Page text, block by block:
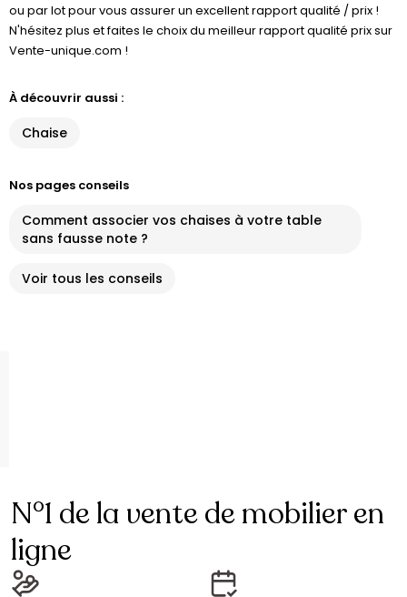
ou par lot pour vous assurer un excellent rapport qualité / prix !
N'hésitez plus et faites le choix du meilleur rapport qualité prix sur
Vente-unique.com !
À découvrir aussi :
Chaise
Nos pages conseils
Comment associer vos chaises à votre table
sans fausse note ?
Voir tous les conseils
N°1 de la vente de mobilier en
ligne